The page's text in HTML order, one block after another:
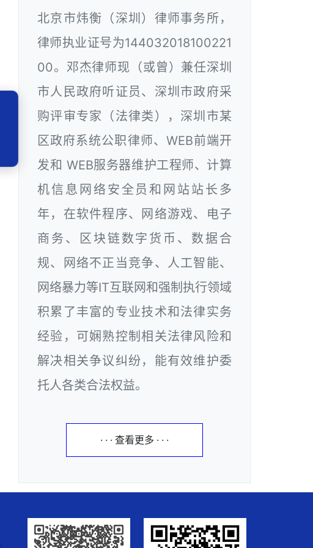
北京市炜衡（深圳）律师事务所，
律师执业证号为144032018100221
00。邓杰律师现（或曾）兼任深圳
市人民政府听证员、深圳市政府采
购评审专家（法律类），深圳市某
区政府系统公职律师、WEB前端开
发和 WEB服务器维护工程师、计算
机信息网络安全员和网站站长多
年，在软件程序、网络游戏、电子
商务、区块链数字货币、数据合
规、网络不正当竞争、人工智能、
网络暴力等IT互联网和强制执行领域
积累了丰富的专业技术和法律实务
经验，可娴熟控制相关法律风险和
解决相关争议纠纷，能有效维护委
托人各类合法权益。
· · · 查看更多 · · ·